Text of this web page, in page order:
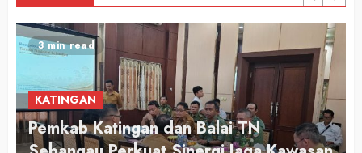
2 min read
KATINGAN
Audiensi Otong Awi 2026, Bupati Saiful